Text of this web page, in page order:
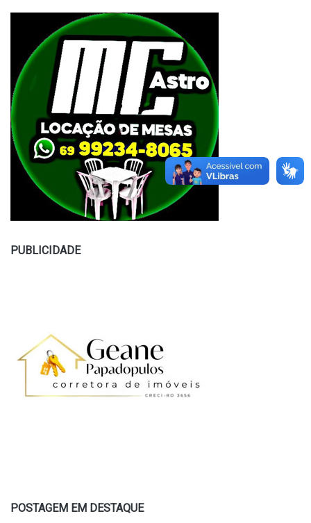
PUBLICIDADE
POSTAGEM EM DESTAQUE